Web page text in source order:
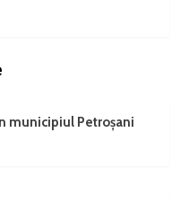
municipiul Petroșani